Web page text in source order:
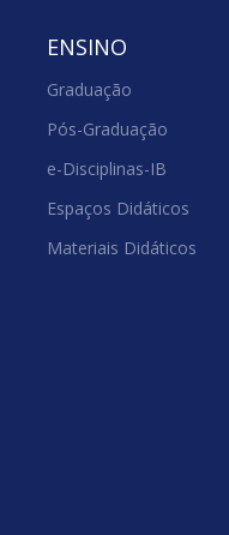
ENSINO
Graduação
Pós-Graduação
e-Disciplinas-IB
Espaços Didáticos
Materiais Didáticos